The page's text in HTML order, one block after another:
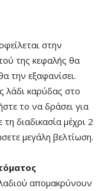
στην
της κεφαλής θα
την εξαφανίσει.
λάδι καρύδας στο
το να δράσει για
διαδικασία μέχρι 2
μεγάλη βελτίωση.
απομακρύνουν